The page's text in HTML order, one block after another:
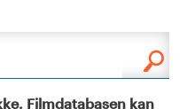
Filmdatabasen kan